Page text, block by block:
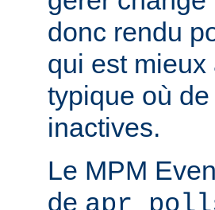
donc rendu
qui est
typique où
inactives.
Le MPM
de